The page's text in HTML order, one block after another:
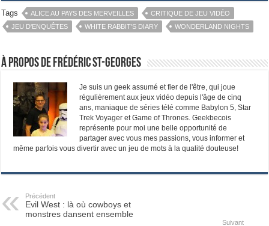
Tags ALICE AU PAYS DES MERVEILLES
CRITIQUE DE JEU VIDÉO
JEU D'ENQUÊTES
WHITE RABBIT'S DIARY WONDERLAND NIGHTS
À propos de Frédéric St-Georges
Je suis un geek assumé et fier de l'être, qui joue
régulièrement aux jeux vidéo depuis l'âge de cinq
ans, maniaque de séries télé comme Babylon 5, Star
Trek Voyager et Game of Thrones. Geekbecois
représente pour moi une belle opportunité de
partager avec vous mes passions, vous informer et
même parfois vous divertir avec un jeu de mots à la qualité douteuse!
Précédent
Evil West : là où cowboys et
monstres dansent ensemble
Suivant